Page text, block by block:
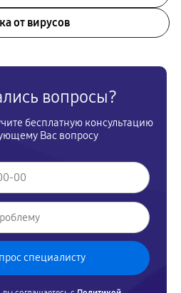
от вирусов
вопросы?
бесплатную консультацию
Вас вопросу